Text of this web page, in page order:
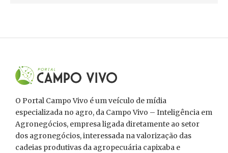
O Portal Campo Vivo é um veículo de mídia
especializada no agro, da Campo Vivo – Inteligência em
Agronegócios, empresa ligada diretamente ao setor
dos agronegócios, interessada na valorização das
cadeias produtivas da agropecuária capixaba e